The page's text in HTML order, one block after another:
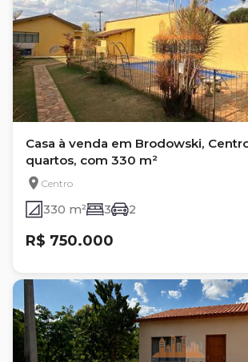
Casa à venda em Brodowski,
quartos, com 330 m²
Centro
330 m² 3 2
R$ 750.000